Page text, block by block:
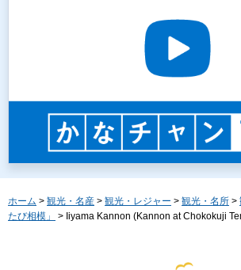
ホーム > 観光・名産 > 観光・レジャー > 観光・名所 >
たび相模」
> Iiyama Kannon (Kannon at Chokokuji